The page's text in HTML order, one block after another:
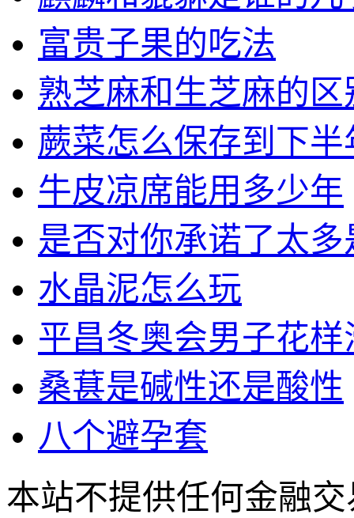
富贵子果的吃法
熟芝麻和生芝麻的区
蕨菜怎么保存到下半
牛皮凉席能用多少年
是否对你承诺了太
水晶泥怎么玩
平昌冬奥会男子花
桑葚是碱性还是酸性
八个避孕套
本站不提供任何金融